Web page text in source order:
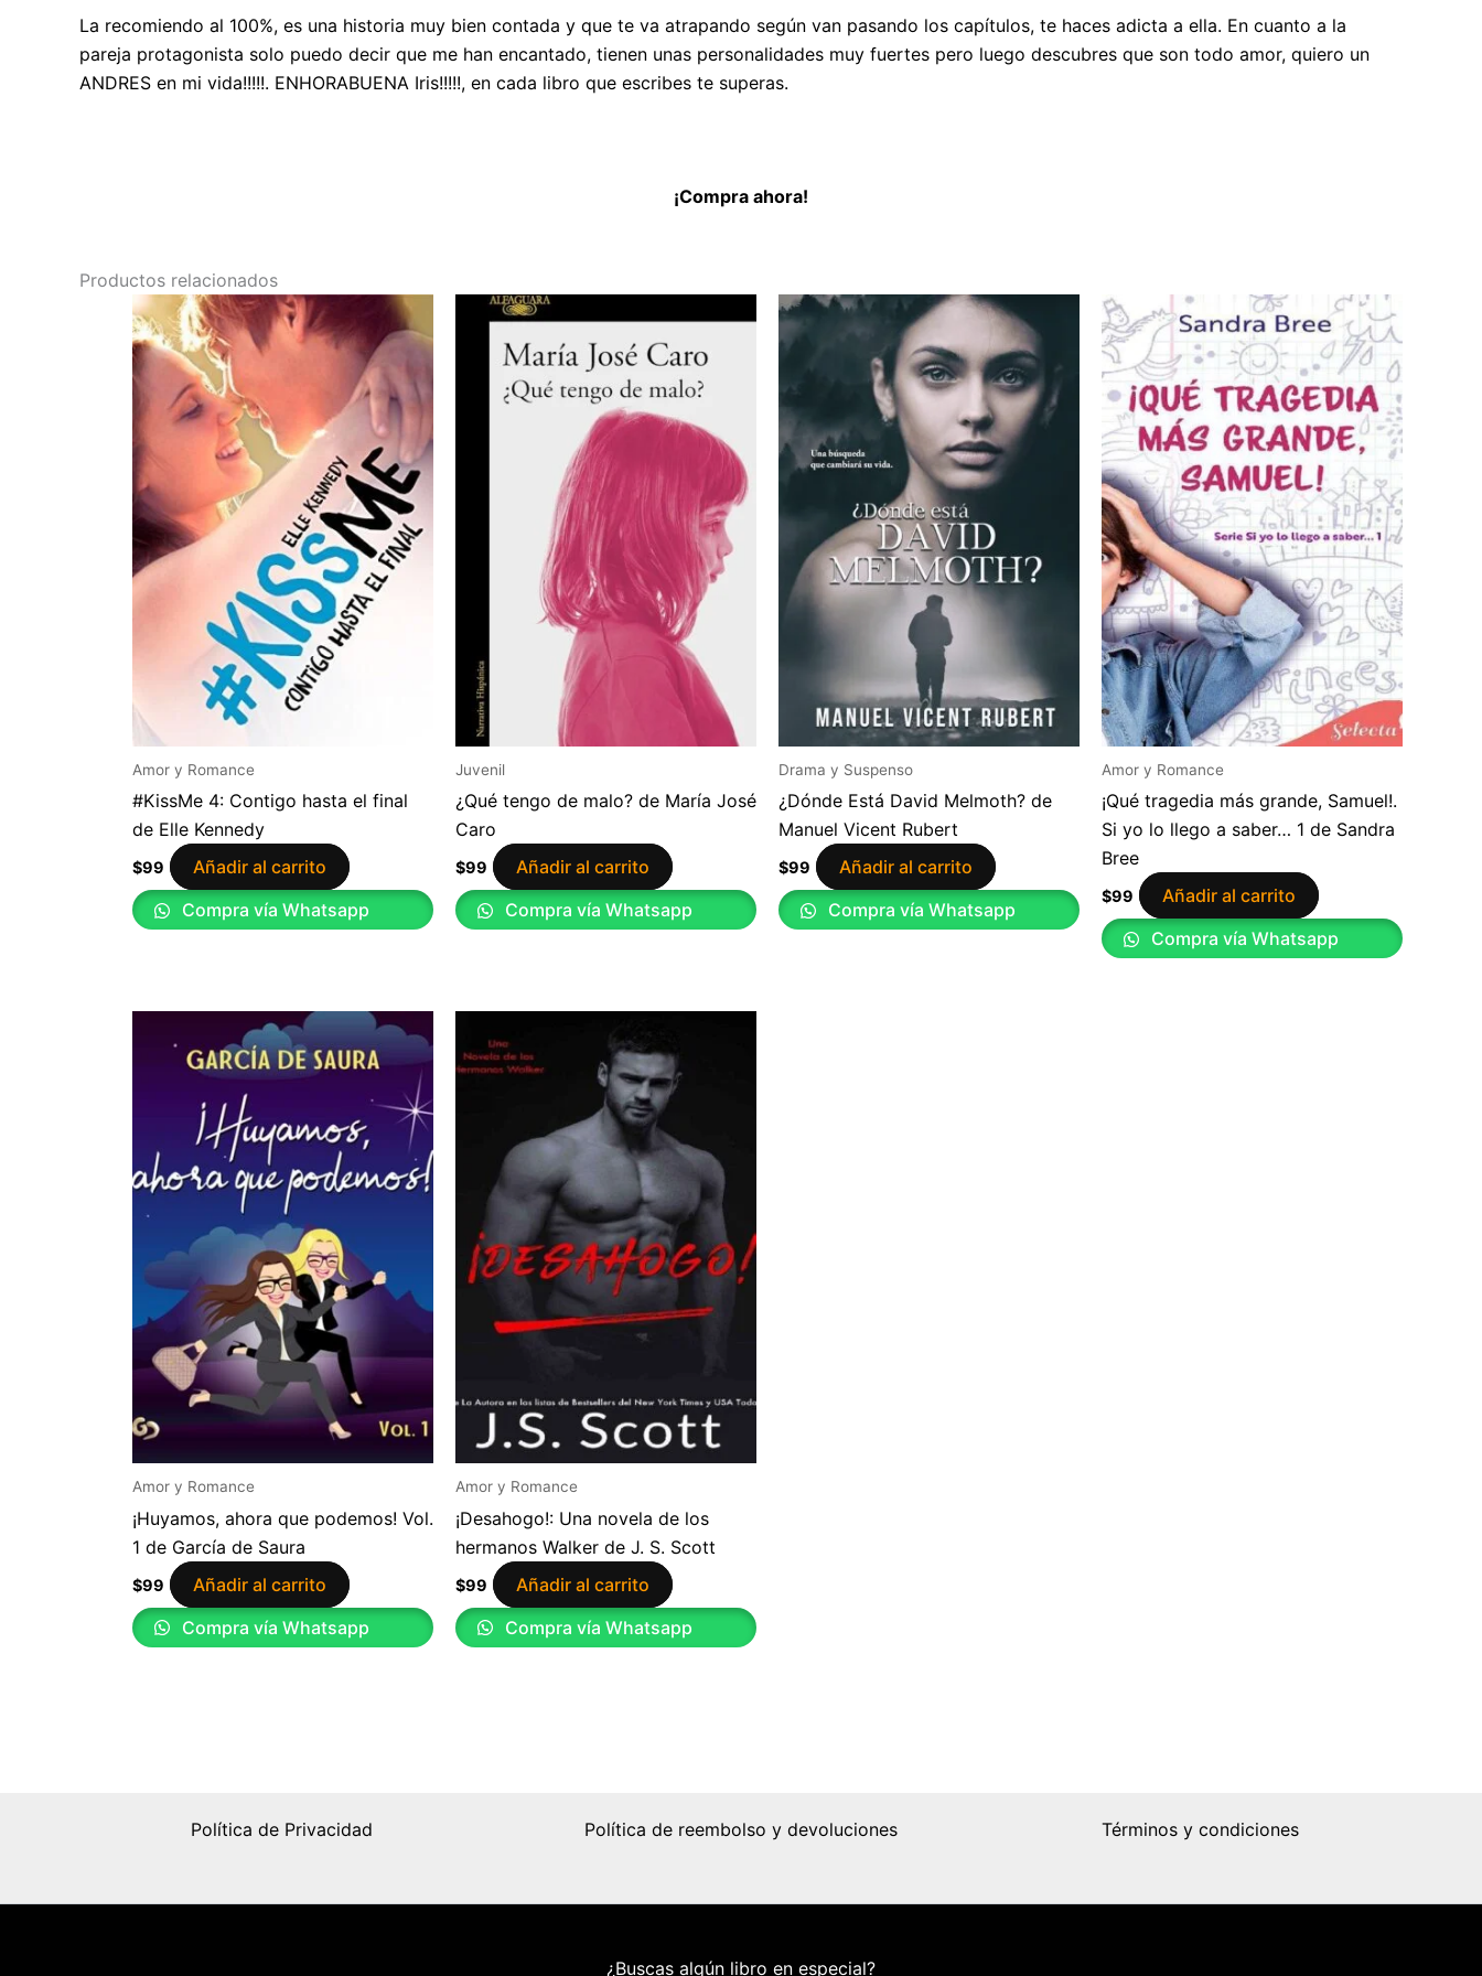
La recomiendo al 100%, es una historia muy bien contada y que te va atrapando según van pasando los capítulos, te haces adicta a ella. En cuanto a la
pareja protagonista solo puedo decir que me han encantado, tienen unas personalidades muy fuertes pero luego descubres que son todo amor, quiero un
ANDRES en mi vida!!!!!. ENHORABUENA Iris!!!!!, en cada libro que escribes te superas.
¡Compra ahora!
Productos relacionados
Amor y Romance
#KissMe 4: Contigo hasta el final
de Elle Kennedy
$99
Añadir al carrito
Compra vía Whatsapp
Juvenil
¿Qué tengo de malo? de María José
Caro
$99
Añadir al carrito
Compra vía Whatsapp
Drama y Suspenso
¿Dónde Está David Melmoth? de
Manuel Vicent Rubert
$99
Añadir al carrito
Compra vía Whatsapp
Amor y Romance
¡Qué tragedia más grande, Samuel!.
Si yo lo llego a saber… 1 de Sandra
Bree
$99
Añadir al carrito
Compra vía Whatsapp
Amor y Romance
¡Huyamos, ahora que podemos! Vol.
1 de García de Saura
$99
Añadir al carrito
Compra vía Whatsapp
Amor y Romance
¡Desahogo!: Una novela de los
hermanos Walker de J. S. Scott
$99
Añadir al carrito
Compra vía Whatsapp
Política de Privacidad Política de reembolso y devoluciones Términos y condiciones
¿Buscas algún libro en especial?